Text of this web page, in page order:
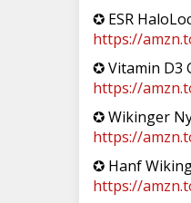
✪ ESR
https://
✪ Vitamin D3
https://
✪ Wikinger
https://
✪ Hanf
https://